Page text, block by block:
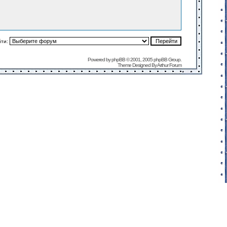
Powered byphpBB© 2001, 2005 phpBB Group.
Theme Designed ByArthur Forum